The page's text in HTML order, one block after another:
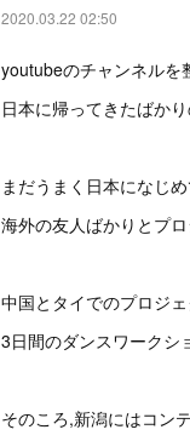
2020.03.22 02:50
youtubeのチャンネルを
日本に帰ってきたばか
まだうまく日本になじ
海外の友人ばかりとプ
中国とタイでのプロジ
3日間のダンスワークシ
そのころ,新潟にはコン